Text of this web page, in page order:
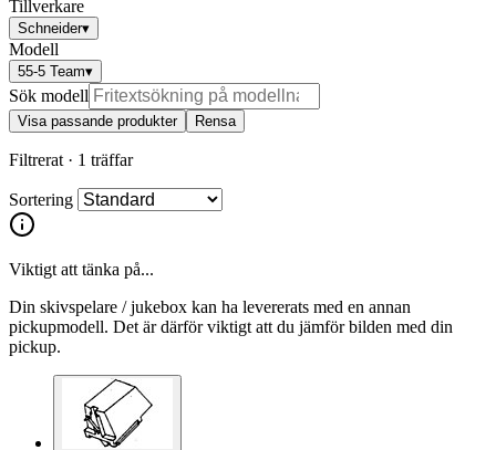
Tillverkare
Schneider▾
Modell
55-5 Team▾
Sök modell
Visa passande produkter Rensa
Filtrerat · 1 träffar
Sortering
Viktigt att tänka på...
Din skivspelare / jukebox kan ha levererats med en annan
pickupmodell. Det är därför viktigt att du jämför bilden med din
pickup.